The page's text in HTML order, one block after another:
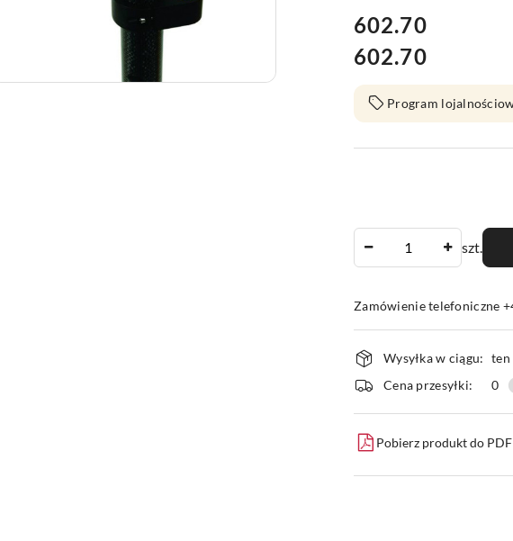
cena:
602.70
Cena:
602.70
Program
szt.
Zamówienie telefoniczne
Dostępność
i
dostawa
Wysyłka w ciągu: ten
Cena przesyłki:
0
Pobierz produkt do PDF